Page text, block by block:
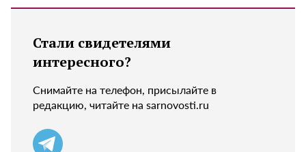
Стали свидетелями
интересного?
Снимайте на телефон, присылайте в
редакцию, читайте на sarnovosti.ru